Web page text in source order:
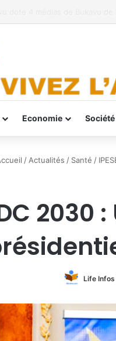
Economie Société
/ Actualités / Santé /
Life